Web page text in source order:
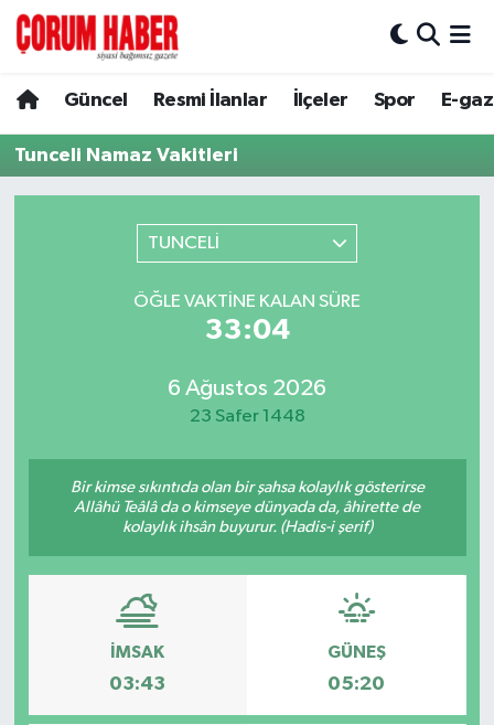
Güncel Resmi İlanlar İlçeler Spor E-
Tunceli Namaz Vakitleri
TUNCELİ
ÖĞLE VAKTINE KALAN SÜRE
33:04
6 Ağustos 2026
23 Safer 1448
Bir kimse sıkıntıda olan bir şahsa kolaylık gösterirse
Allâhü Teâlâ da o kimseye dünyada da, âhirette de
kolaylık ihsân buyurur. (Hadis-i şerif)
İMSAK
03:43
GÜNEŞ
05:20
Spor
Resmi İlanlar
İskilip
Mecitözü
Hava Durumu
Çorum Namaz Vakitleri
Trafik Durumu
Süper Lig Puan Durumu ve Fikstür
Son Dakika Haberleri
Haber Arşivi